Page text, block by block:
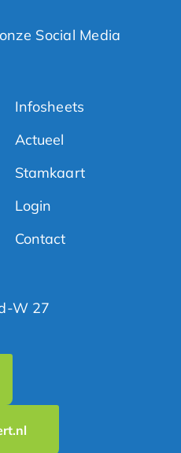
Social Media
Infosheets
Actueel
Stamkaart
Login
Contact
W 27